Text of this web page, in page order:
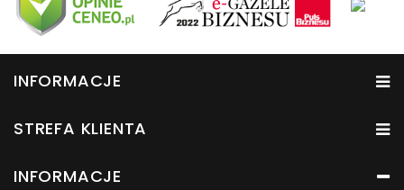
INFORMACJE
STREFA KLIENTA
INFORMACJE